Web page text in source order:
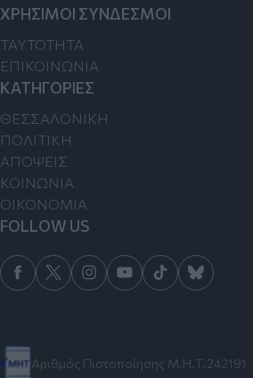
Αριθμός Πιστοποίησης Μ.Η.Τ.242191
ΧΡΗΣΙΜΟΙ ΣΥΝΔΕΣΜΟΙ
TAYTOTHTA
ΕΠΙΚΟΙΝΩΝΙΑ
ΚΑΤΗΓΟΡΙΕΣ
ΘΕΣΣΑΛΟΝΙΚΗ
ΠΟΛΙΤΙΚΗ
ΑΠΟΨΕΙΣ
ΚΟΙΝΩΝΙΑ
ΟΙΚΟΝΟΜΙΑ
FOLLOW US